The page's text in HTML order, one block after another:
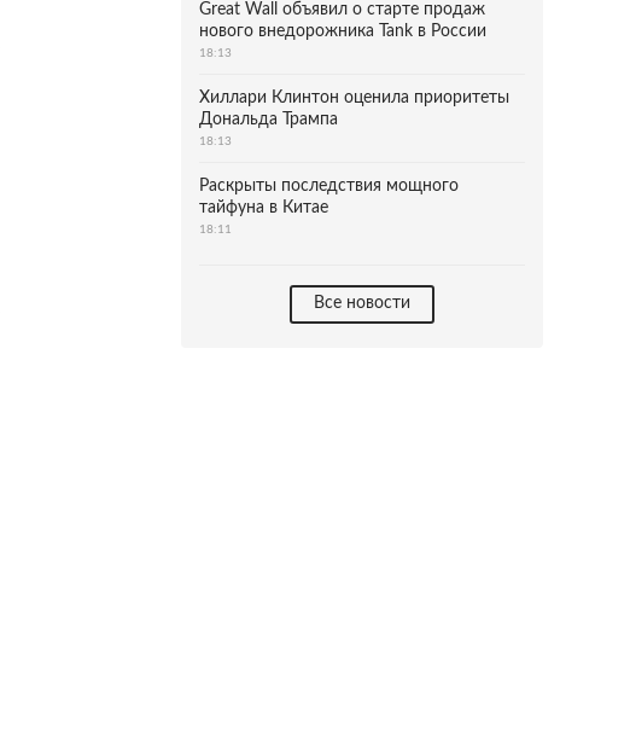
Great Wall объявил о старте продаж
нового внедорожника Tank в России
18:13
Хиллари Клинтон оценила приоритеты
Дональда Трампа
18:13
Раскрыты последствия мощного
тайфуна в Китае
18:11
Все новости